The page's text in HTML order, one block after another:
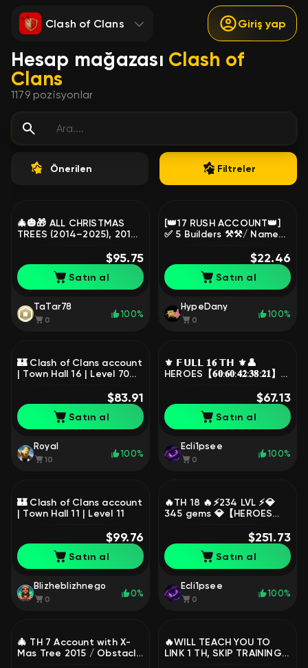
Clash of Clans Giriş yap
Hesap mağazası Clash of
Clans
1179pozisyonlar
Önerilen Filtreler
🎄🎃🎁 ALL CHRISTMAS
TREES (2014–2025), 2014
RARE OLD ACCOUNT +
BONUS🎁🎃🎄, 13 TH Main
Village, 10 TH Builder
$95.75
Satın al
TaTar78
0
100%
[👑17 RUSH ACCOUNT👑]
✅ 5 Builders ⚒️⚒️/ Name
$22.46
Satın al
HypeDany
0
100%
🏰 Clash of Clans account
| Town Hall 16 | Level 70%
$83.91
Satın al
Royal
10
100%
⚜️ 𝗙𝗨𝗟𝗟 𝟏𝟔 𝗧𝗛 ⚜️👤
HEROES【𝟔𝟎:𝟔𝟎:𝟒𝟐:𝟑𝟖:𝟐𝟏】👤
$67.13
Satın al
Ecli1psee
0
100%
🏰 Clash of Clans account
| Town Hall 11 | Level 11
$99.76
Satın al
Blizheblizhnego
0
0%
🔥TH 18 🔥⚡234 LVL ⚡💎
345 gems 💎【HEROES
$251.73
Satın al
Ecli1psee
0
100%
🎄 TH 7 Account with X-
Mas Tree 2015 / Obstacle
🔥WILL TEACH YOU TO
LINK 1 TH, SKIP TRAINING